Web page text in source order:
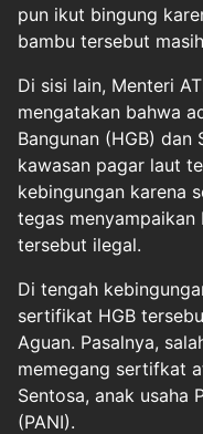
pun ikut bingung
bambu tersebut
Di sisi lain, Menteri
mengatakan bahwa
Bangunan (HGB)
kawasan pagar laut
kebingungan karena
tegas
tersebut ilegal.
Di tengah
sertifikat HGB
Aguan. Pasalnya,
memegang sertifkat
Sentosa, anak usaha
(PANI).